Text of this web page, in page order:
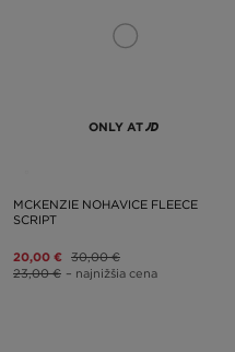
ONLY AT
MCKENZIE NOHAVICE FLEECE
SCRIPT
20,00 € 30,00 €
23,00 € – najnižšia cena